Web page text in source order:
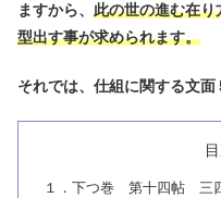
ますから、 此の世の進む在り
型出す事が求められます。
それでは、仕組に関する文面
１．下つ巻 第十四帖 三